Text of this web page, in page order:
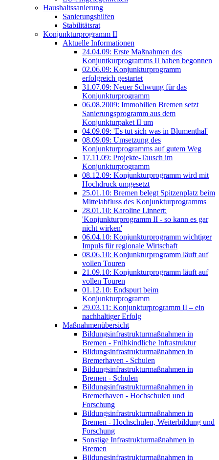
Haushaltssanierung
Sanierungshilfen
Stabilitätsrat
Konjunkturprogramm II
Aktuelle Informationen
24.04.09: Erste Maßnahmen des
Konjuntkurprogramms II haben begonnen
02.06.09: Konjunkturprogramm
erfolgreich gestartet
31.07.09: Neuer Schwung für das
Konjunkturprogramm
06.08.2009: Immobilien Bremen setzt
Sanierungsprogramm aus dem
Konjunkturpaket II um
04.09.09: 'Es tut sich was in Blumenthal'
08.09.09: Umsetzung des
Konjunkturprogramms auf gutem Weg
17.11.09: Projekte-Tausch im
Konjunkturprogramm
08.12.09: Konjunkturprogramm wird mit
Hochdruck umgesetzt
25.01.10: Bremen belegt Spitzenplatz beim
Mittelabfluss des Konjunkturprogramms
28.01.10: Karoline Linnert:
'Konjunkturprogramm II - so kann es gar
nicht wirken'
06.04.10: Konjunkturprogramm wichtiger
Impuls für regionale Wirtschaft
08.06.10: Konjunkturprogramm läuft auf
vollen Touren
21.09.10: Konjunkturprogramm läuft auf
vollen Touren
01.12.10: Endspurt beim
Konjunkturprogramm
29.03.11: Konjunkturprogramm II – ein
nachhaltiger Erfolg
Maßnahmenübersicht
Bildungsinfrastrukturmaßnahmen in
Bremen - Frühkindliche Infrastruktur
Bildungsinfrastrukturmaßnahmen in
Bremerhaven - Schulen
Bildungsinfrastrukturmaßnahmen in
Bremen - Schulen
Bildungsinfrastrukturmaßnahmen in
Bremerhaven - Hochschulen und
Forschung
Bildungsinfrastrukturmaßnahmen in
Bremen - Hochschulen, Weiterbildung und
Forschung
Sonstige Infrastrukturmaßnahmen in
Bremen
Bildungsinfrastrukturmaßnahmen in